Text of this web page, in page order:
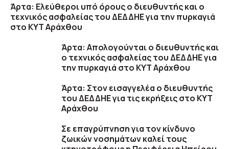
Άρτα: Ελεύθεροι υπό όρους ο διευθυντής και ο
τεχνικός ασφαλείας του ΔΕΔΔΗΕ για την πυρκαγιά
στο ΚΥΤ Αράχθου
Άρτα: Απολογούνται ο διευθυντής και
ο τεχνικός ασφαλείας του ΔΕΔΔΗΕ για
την πυρκαγιά στο ΚΥΤ Αράχθου
Άρτα: Στον εισαγγελέα ο διευθυντής
του ΔΕΔΔΗΕ για τις εκρήξεις στο ΚΥΤ
Αράχθου
Σε επαγρύπνηση για τον κίνδυνο
ζωικών νοσημάτων καλεί τους